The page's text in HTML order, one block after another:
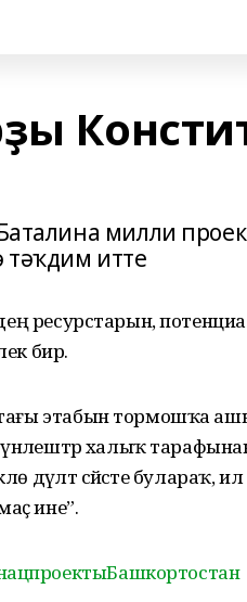
милли
тәҡдим итте
ресурстарын,
бирә.
этабын тормошҡа
халыҡ
сәйәсәте булараҡ, ил
ине”.